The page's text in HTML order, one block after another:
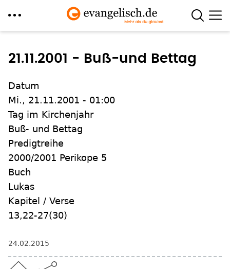
zum
21.11.2001 - Buß-und Bettag
Datum
Mi., 21.11.2001 - 01:00
Tag im Kirchenjahr
Buß- und Bettag
Predigtreihe
2000/2001 Perikope 5
Buch
Lukas
Kapitel / Verse
13,22-27(30)
24.02.2015